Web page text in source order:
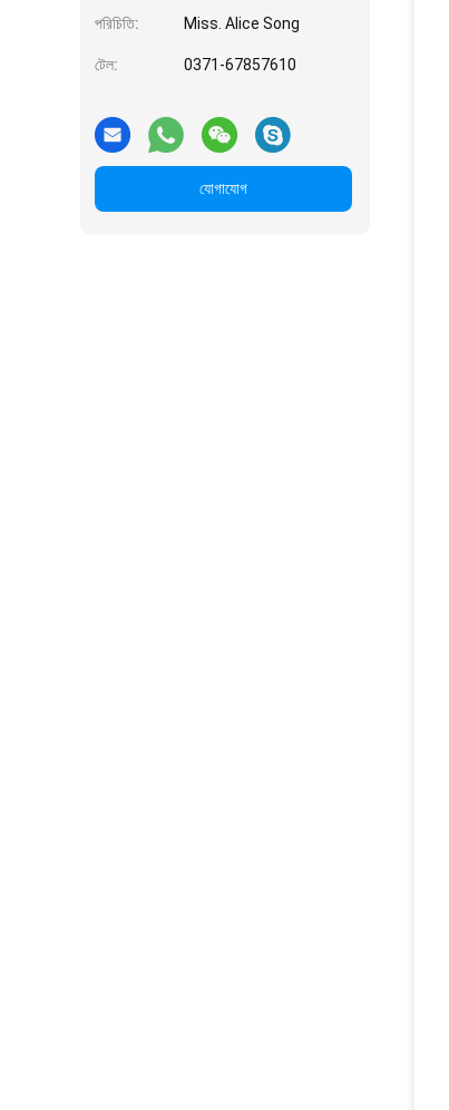
পরিচিতি: Miss. Alice Song
টেল: 0371-67857610
যোগাযোগ